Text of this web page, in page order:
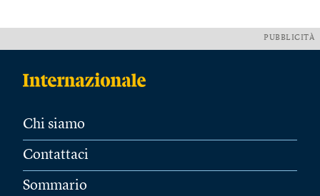
PUBBLICITÀ
Chi siamo
Contattaci
Sommario